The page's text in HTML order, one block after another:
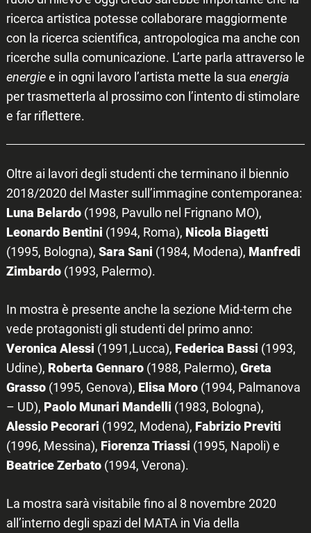
ricerca artistica potesse collaborare maggiormente
con la ricerca scientifica, antropologica ma anche con
ricerche sulla comunicazione. L’arte parla attraverso le
energiee in ogni lavoro l’artista mette la sua energia
per trasmetterla al prossimo con l’intento di stimolare
e far riflettere.
Oltre ai lavori degli studenti che terminano il biennio
2018/2020 del Master sull’immagine contemporanea:
Luna Belardo (1998, Pavullo nel Frignano MO),
Leonardo Bentini (1994, Roma), Nicola Biagetti
(1995, Bologna), Sara Sani (1984, Modena), Manfredi
Zimbardo (1993, Palermo).
In mostra è presente anche la sezione Mid-term che
vede protagonisti gli studenti del primo anno:
Veronica Alessi (1991,Lucca), Federica Bassi (1993,
Udine), Roberta Gennaro (1988, Palermo), Greta
Grasso (1995, Genova), Elisa Moro (1994, Palmanova
– UD), Paolo Munari Mandelli (1983, Bologna),
Alessio Pecorari (1992, Modena), Fabrizio Previti
(1996, Messina), Fiorenza Triassi (1995, Napoli) e
Beatrice Zerbato (1994, Verona).
La mostra sarà visitabile fino al 8 novembre 2020
all’interno degli spazi del MATA in Via della